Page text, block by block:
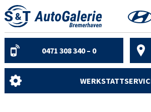
Skip
to
content
0471 308 340 – 0